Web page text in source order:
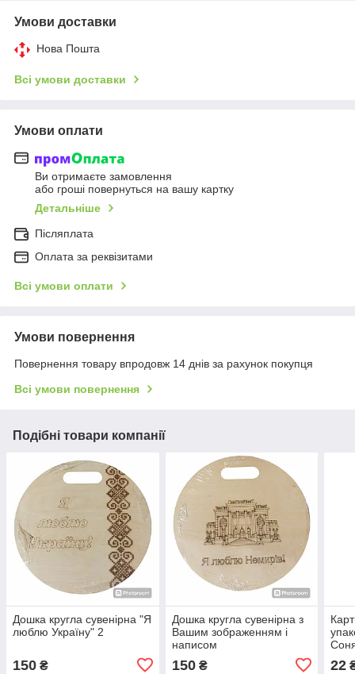
Умови доставки
Нова Пошта
Всі умови доставки
Умови оплати
Ви отримаєте замовлення
або гроші повернуться на вашу картку
Детальніше
Післяплата
Оплата за реквізитами
Всі умови оплати
Умови повернення
Повернення товару впродовж 14 днів за рахунок покупця
Всі умови повернення
Подібні товари компанії
Дошка кругла сувенірна "Я
люблю Україну" 2
150 ₴
Дошка кругла сувенірна з
Вашим зображенням і
написом
150₴ 22